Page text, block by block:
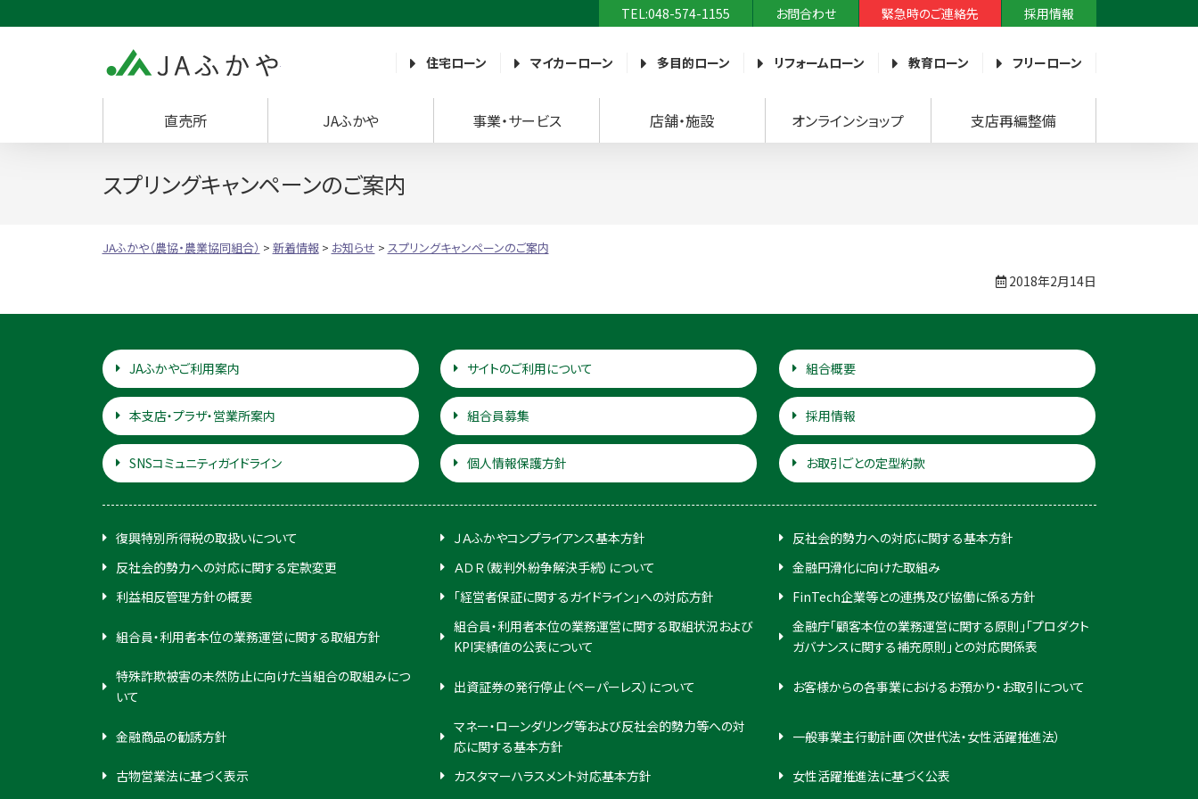
TEL:048-574-1155 お問合わせ 緊急時のご連絡先 採用情報
JAふかや（農協・農業協同組合）
住宅ローン マイカーローン 多目的ローン リフォームローン 教育ローン フリーローン
直売所 JAふかや 事業・サービス 店舗・施設 オンラインショップ 支店再編整備
スプリングキャンペーンのご案内
JAふかや（農協・農業協同組合） > 新着情報> お知らせ > スプリングキャンペーンのご案内
2018年2月14日
JAふかやご利用案内 サイトのご利用について 組合概要
本支店・プラザ・営業所案内 組合員募集 採用情報
SNSコミュニティガイドライン 個人情報保護方針 お取引ごとの定型約款
復興特別所得税の取扱いについて ＪＡふかやコンプライアンス基本方針
反社会的勢力への対応に関する基本方針
反社会的勢力への対応に関する定款変更
ＡＤＲ（裁判外紛争解決手続）について
金融円滑化に向けた取組み
利益相反管理方針の概要
「経営者保証に関するガイドライン」への対応方針 FinTech企業等との連携及び協働に係る方針
組合員・利用者本位の業務運営に関する取組方針
組合員・利用者本位の業務運営に関する取組状況および
KPI実績値の公表について
金融庁「顧客本位の業務運営に関する原則」「プロダクト
ガバナンスに関する補充原則」との対応関係表
特殊詐欺被害の未然防止に向けた当組合の取組みにつ
いて
出資証券の発行停止（ペーパーレス）について お客様からの各事業におけるお預かり・お取引について
金融商品の勧誘方針
マネー・ローンダリング等および反社会的勢力等への対
応に関する基本方針
一般事業主行動計画（次世代法・女性活躍推進法）
古物営業法に基づく表示 カスタマーハラスメント対応基本方針 女性活躍推進法に基づく公表